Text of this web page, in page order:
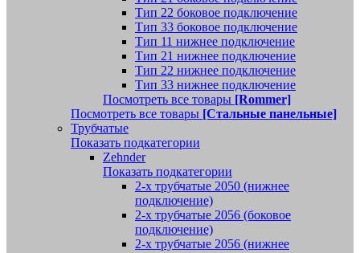
Тип 22 боковое подключение
Тип 33 боковое подключение
Тип 11 нижнее подключение
Тип 21 нижнее подключение
Тип 22 нижнее подключение
Тип 33 нижнее подключение
Посмотреть все товары [Rommer]
Посмотреть все товары [Стальные панельные]
Трубчатые
Показать подкатегории
Zehnder
Показать подкатегории
2-х трубчатые 2050 (нижнее
подключение)
2-х трубчатые 2056 (боковое
подключение)
2-х трубчатые 2056 (нижнее